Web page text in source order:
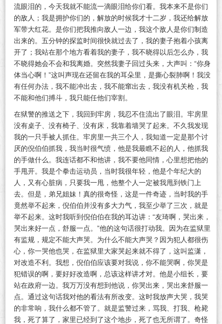
流眼泪的，今天我就不能流一滴眼泪给你们看。我本来不是你们
的敌人；我是拥护你们的，解放的时候我才十二岁，我还给解放
军带大红花。是你们把我推向敌人一边，我这个敌人是你们制造
出来的。五分钟的探监时间很快就过去了，我的妻子抱着小孩离
开了；我站在那个地方看着我的妻子，我不晓得以后怎么办，我
不晓得她会不会和我离婚。突然我妻子回过头来，大声叫：“你身
体当心啊！”这叫声现在还留在我的耳朵里，是撕心裂肺啊！我没
有任何办法，我不能冲出去，我不能窜出去，我没有机关枪，我
不能和他们搏斗，我只能任他们宰割。
在狱警的推送之下，我回到牢房，我忍不住流出了眼泪。牢房里
没有桌子、没有椅子、没有床，我靠着墙哭了起来。不久我发现
我的一只手被人抓住。牢房里一共三个人，我知道一定是那个讨
厌的倪伯伯抓我，我当时很气愤，他是我最瞧不起的人，他抓我
的手做什么。我连话都不和他讲，我不要他同情，心里想把他的
手甩开。我是个拳击运动员，当时我很年轻，他是个年纪大的
人，又有心脏病，只要我一甩，他整个人一定被我甩到铁门上
去。但是，弟兄姐妹！真的很奇怪，这是一件奇迹，当时我的手
竟然举不起来，倪伯伯并没有多大力气，我至少举了三次，就是
举不起来。这时我听到倪伯伯在我的耳边讲：“友琦啊，哭出来，
哭出来好一点，舒服一点。”他的这句话很打动我。因为在监狱里
有监规，规定不能大声哭。为什么不能大声哭？因为犯人都很伤
心，你一哭他也哭，在监狱里大家哭起来就不得了，这叫监潇，
对改造不利。我想，倪伯伯应该要对我说，你不能哭啊，你哭是
犯错误的啊，要好好改造啊，总该这样讲才对。他是小组长，要
站在政府一边。我万万没有想到他说，你哭出来，哭出来舒服一
点。通过这句话我对他的看法有所改变。这时我放声大哭，我哭
的非常响，我什么都不管了。就是监警过来，骂我、打我、枪毙
我，死了算了，家里已经到了这个地步，死了也无所谓了。奇怪